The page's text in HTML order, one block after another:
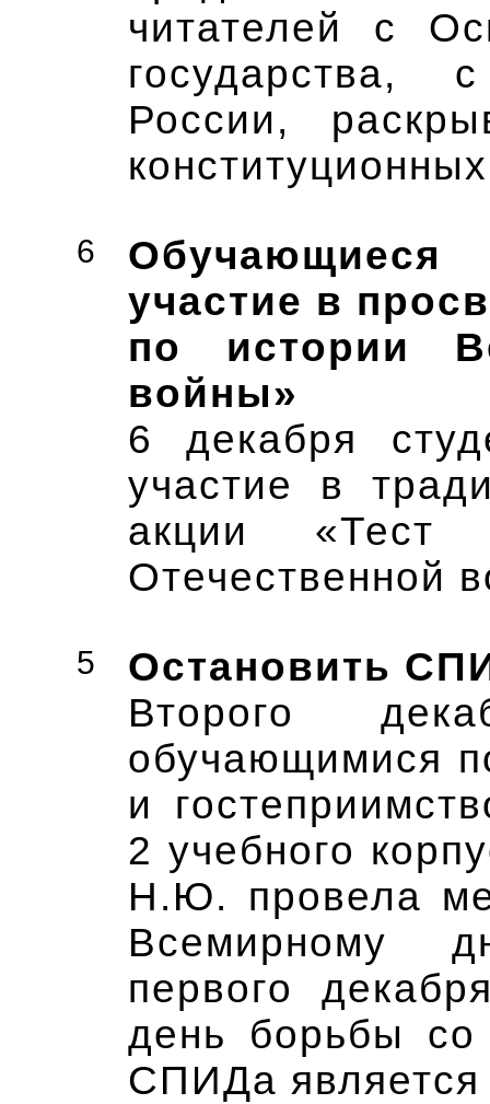
читателей с
государства,
России,
6
участие в
по истории
войны»
6 декабря
участие в
акции «Тест
Отечественной
5
Остановить
Второго
обучающимися
и
2 учебного
Н.Ю. провела
Всемирному
первого
день борьбы
СПИДа является